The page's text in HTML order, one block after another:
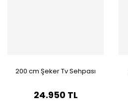
200 cm Şeker Tv Sehpası
24.950 TL